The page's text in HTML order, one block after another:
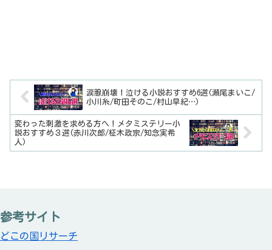
涙腺崩壊！泣ける小説おすすめ6選(瀬尾まいこ/
小川糸/町田そのこ/村山早紀…)
変わった刺激を求める方へ！メタミステリー小
説おすすめ３選(赤川次郎/柾木政宗/知念実希
人)
参考サイト
どこの国リサーチ